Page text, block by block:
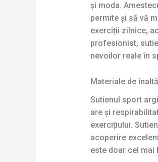
și moda.
permite și să vă
exerciții zilnice,
profesionist,
nevoilor reale în
Materiale de
Sutienul sport
are și
exercițiului.
acoperire
este doar cel mai